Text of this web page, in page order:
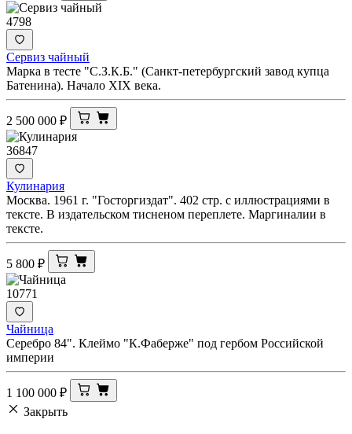
4798
Сервиз чайный
Марка в тесте "С.З.К.Б." (Санкт-петербургский завод купца
Батенина). Начало XIX века.
2 500 000 ₽
36847
Кулинария
Москва. 1961 г. "Госторгиздат". 402 стр. с иллюстрациями в
тексте. В издательском тисненом переплете. Маргиналии в
тексте.
5 800 ₽
10771
Чайница
Серебро 84". Клеймо "К.Фаберже" под гербом Российской
империи
1 100 000 ₽
Закрыть